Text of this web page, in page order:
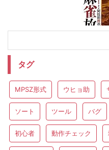
麻雀放浪記 ： 1 (アクシ
只今、カスタマーの評
￥33 (2025年11月11日 22:15 GMT
タグ
MPSZ形式 ウヒョ助
ソート ツール バグ
初心者 動作チェック